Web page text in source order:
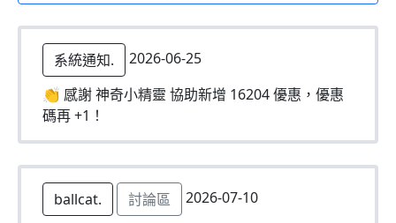
系統通知.
2026-06-25
👏 感謝 神奇小精靈 協助新增 16204 優惠，優惠
碼再 +1！
ballcat. 討論區
2026-07-10